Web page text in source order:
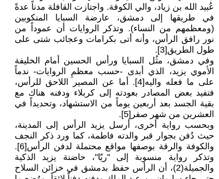
عُبيد الله بن زياد، والي الكوفة. واجتازت القافلة مدناً عدةً
في طريقها إلى دمشق، عارضة السبايا المنكوبين
(ومعظمهم من النساء). وتذكر الروايات أن عموداً من
نور رافق الرأس، وأنه أتى بكرامات وعجائب شتى على
طول الطريق[3].
وفي دمشق، مثُل السبايا ورأس الحسين أمام الخليفة
الأموي يزيد، الذي أبدى -حسب معظمِ الروايات- ندماً
على ما فعله واليه[4]. أما عن المصير اللاحق للرأس،
فتفيد بعض المصادر بعودته إلى كربلاء ودفنه هناك مع
بقية الجسد بعد أربعين يوماً من الاستشهاد، وتحديداً في
العشرين من شهر صفر[5].
وبحسب رواية أخرى، أرسل يزيد الرأس إلى المدينة،
حيث دُفن بجوار قبر والدته فاطمة، كما ورد ذكر النجف
والكوفة والرقة بوصفها مواقع محتملة لدفن الرأس[6].
وتذكر رواية منسوبة إلى "ريّا"، حاضنة يزيد الذكية
والجميلة(2)، أن الرأس حفظ بدمشق في خزائن السلاح